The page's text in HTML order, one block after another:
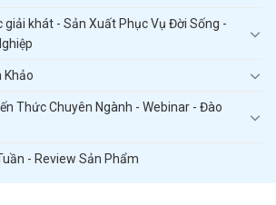
khát - Sản Xuất Phục Vụ Đời Sống -
Khảo
Thức Chuyên Ngành - Webinar - Đào
- Review Sản Phẩm